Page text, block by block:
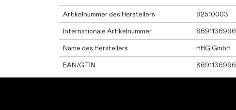
Artikelnummer des Herstellers
92510003
Internationale Artikelnummer
Name des Herstellers
HHG GmbH
EAN/GTIN